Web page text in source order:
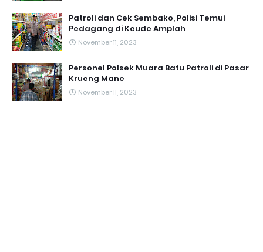
Patroli dan Cek Sembako, Polisi Temui
Pedagang di Keude Amplah
November 11, 2023
Personel Polsek Muara Batu Patroli di Pasar
Krueng Mane
November 11, 2023